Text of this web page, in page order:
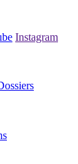
Instagram